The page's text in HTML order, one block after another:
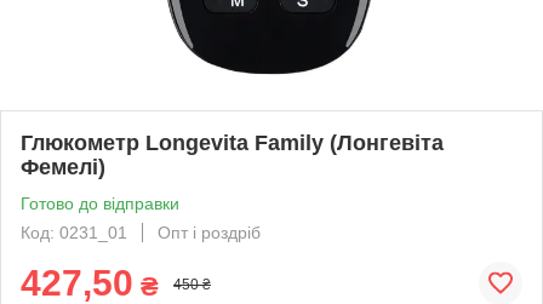
Глюкометр Longevita Family (Лонгевіта
Фемелі)
Готово до відправки
Код: 0231_01
Опт і роздріб
427,50 ₴ 450 ₴